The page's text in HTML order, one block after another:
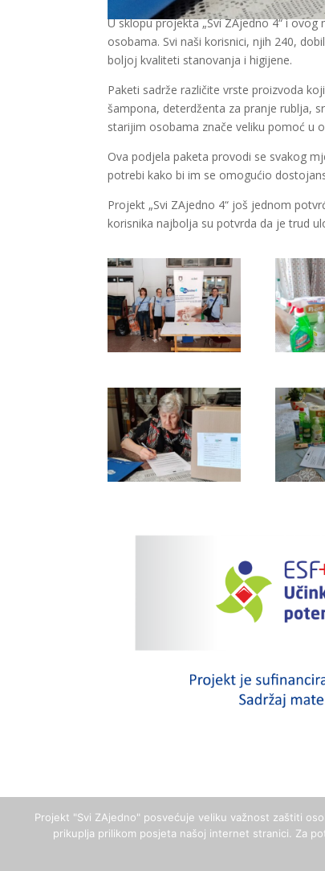
U sklopu projekta „Svi ZAjedno 4“ i
osobama. Svi naši korisnici, njih 240,
boljoj kvaliteti stanovanja i higijene.
Paketi sadrže različite vrste proizvoda
šampona, deterdženta za pranje rublja,
starijim osobama znače veliku pomoć u
Ova podjela paketa provodi se svakog
potrebi kako bi im se omogućio
Projekt „Svi ZAjedno 4“ još jednom
korisnika najbolja su potvrda da je trud
2023. Zaželi - Svi ZAjedno | Grad
Projekt "Svi ZAjedno" posvećuje veliku važnost zaštiti
prikuplja prilikom posjeta našoj internet stranici. Za